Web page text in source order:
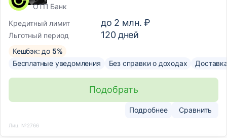
ОТП Банк
Кредитный лимит
до 2 млн. ₽
Льготный период 120дней
Кешбэк: до 5%
Бесплатные уведомления
Без справки о доходах
Подробнее Сравнить
Подобрать
Лиц. №2766